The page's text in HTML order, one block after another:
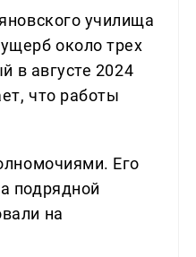
училища
около трех
в августе 2024
что работы
Его
подрядной
на